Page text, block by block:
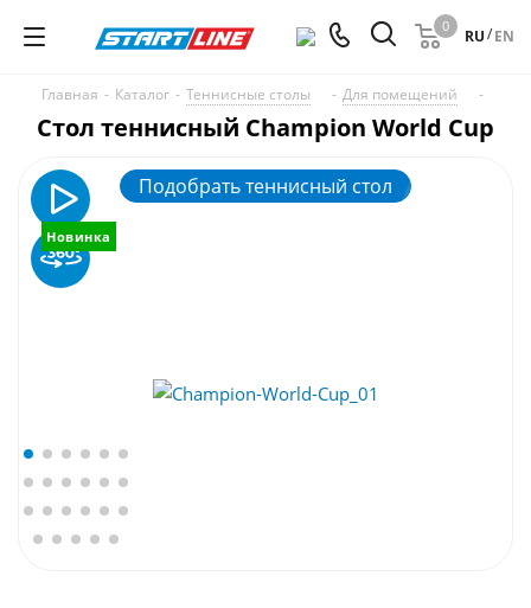
0
RU/EN
Главная - Каталог - Теннисные столы - Для помещений -
Стол теннисный Champion World Cup
Новинка
Подобрать теннисный стол